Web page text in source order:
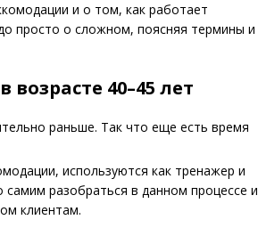
и о том, как работает
просто о сложном, поясняя термины и
40–45 лет
раньше. Так что еще есть время
используются как тренажер и
самим разобраться в данном процессе и
клиентам.